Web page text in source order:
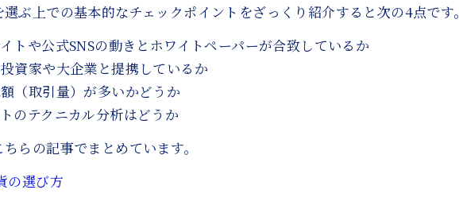
ぶ上での基本的なチェックポイントをざっくり紹介すると次の4点です。
トや公式SNSの動きとホワイトペーパーが合致しているか
資家や大企業と提携しているか
（取引量）が多いかどうか
のテクニカル分析はどうか
らの記事でまとめています。
の選び方